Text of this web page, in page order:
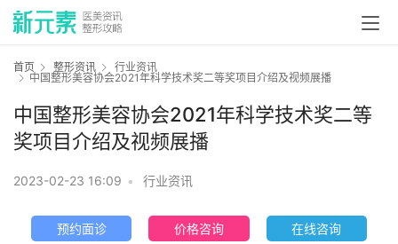
首页 整形资讯
行业资讯
中国整形美容协会2021年科学技术奖二等奖项目介绍及视频展播
中国整形美容协会2021年科学技术奖二等
奖项目介绍及视频展播
2023-02-23 16:09 • 行业资讯
预约面诊 价格咨询 在线咨询